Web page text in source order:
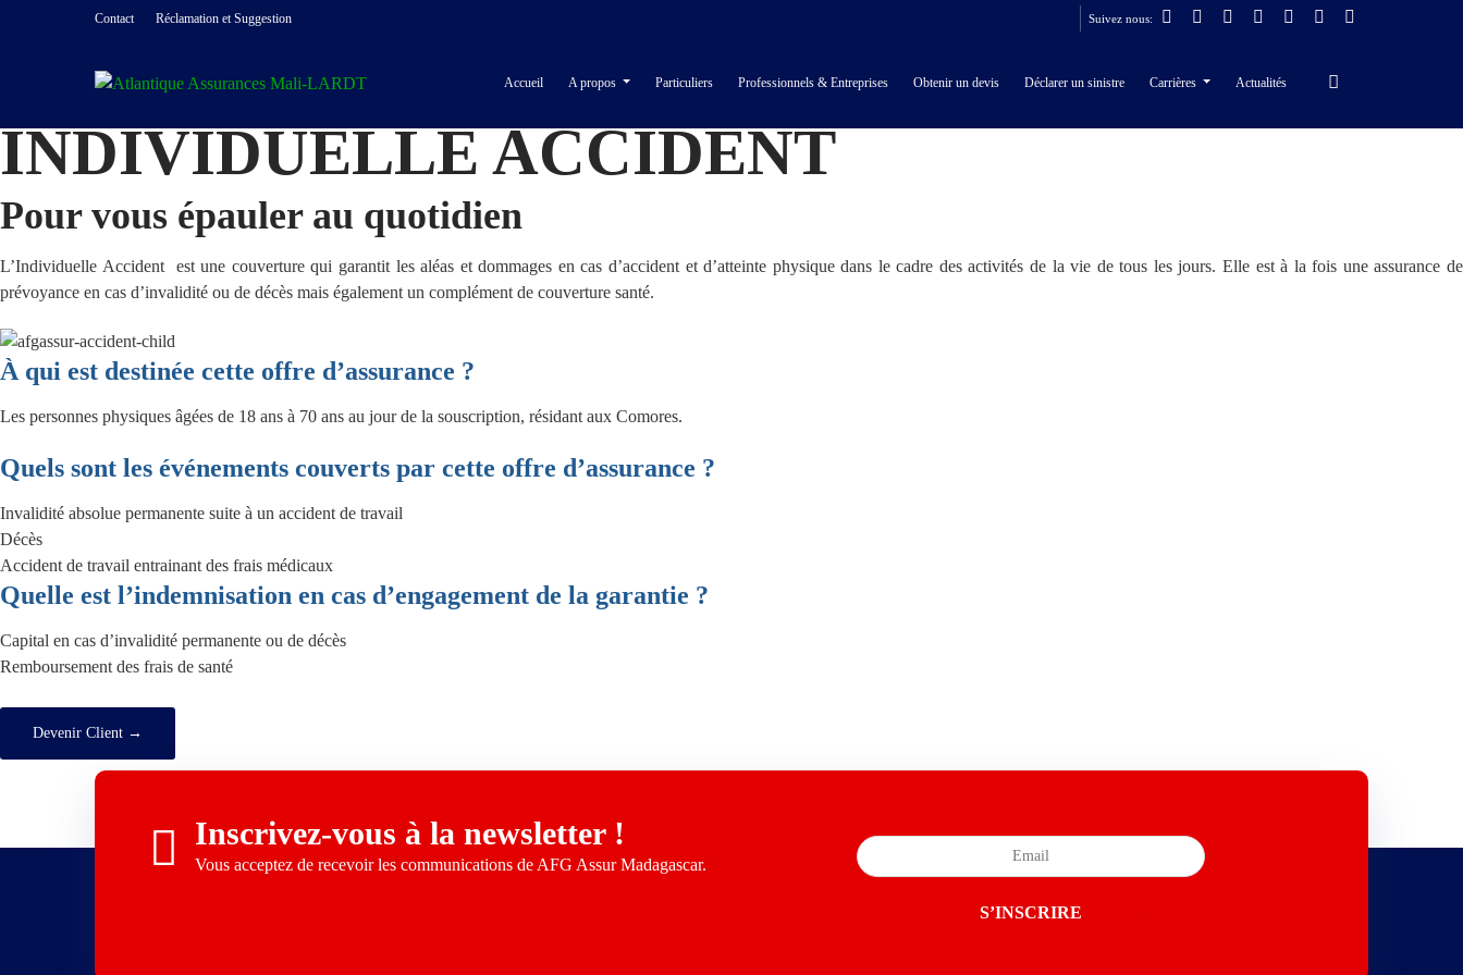
Contact Réclamation et Suggestion Suivez nous:
Accueil A propos Particuliers Professionnels & Entreprises Obtenir un devis Déclarer un sinistre Carrières Actualités
INDIVIDUELLE ACCIDENT
Pour vous épauler au quotidien
L’Individuelle Accident est une couverture qui garantit les aléas et dommages en cas d’accident et d’atteinte physique dans le cadre des activités de la vie de tous les jours. Elle est à la fois une assurance de
prévoyance en cas d’invalidité ou de décès mais également un complément de couverture santé.
À qui est destinée cette offre d’assurance ?
Les personnes physiques âgées de 18 ans à 70 ans au jour de la souscription, résidant aux Comores.
Quels sont les événements couverts par cette offre d’assurance ?
Invalidité absolue permanente suite à un accident de travail
Décès
Accident de travail entrainant des frais médicaux
Quelle est l’indemnisation en cas d’engagement de la garantie ?
Capital en cas d’invalidité permanente ou de décès
Remboursement des frais de santé
Devenir Client →
Inscrivez-vous à la newsletter !
Vous acceptez de recevoir les communications de AFG Assur Madagascar.